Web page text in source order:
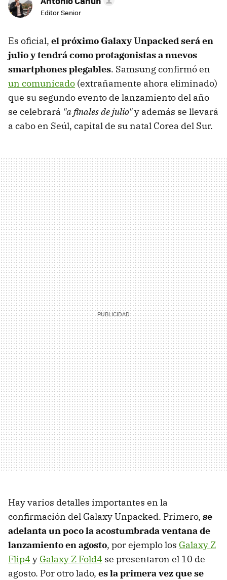
Editor Senior
Es oficial, el próximo Galaxy Unpacked será en
julio y tendrá como protagonistas a nuevos
smartphones plegables. Samsung confirmó en
un comunicado (extrañamente ahora eliminado)
que su segundo evento de lanzamiento del año
se celebrará "a finales de julio"y además se llevará
a cabo en Seúl, capital de su natal Corea del Sur.
Hay varios detalles importantes en la
confirmación del Galaxy Unpacked. Primero, se
adelanta un poco la acostumbrada ventana de
lanzamiento en agosto, por ejemplo los Galaxy Z
Flip4 y Galaxy Z Fold4 se presentaron el 10 de
agosto. Por otro lado, es la primera vez que se